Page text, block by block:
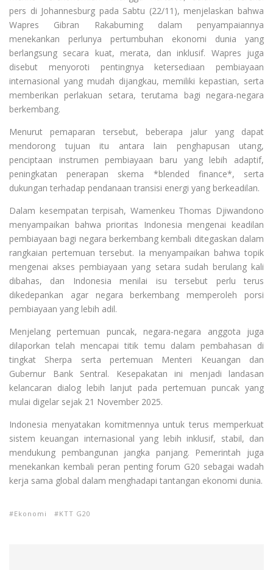
pers di Johannesburg pada Sabtu (22/11), menjelaskan bahwa
Wapres Gibran Rakabuming dalam penyampaiannya
menekankan perlunya pertumbuhan ekonomi dunia yang
berlangsung secara kuat, merata, dan inklusif. Wapres juga
disebut menyoroti pentingnya ketersediaan pembiayaan
internasional yang mudah dijangkau, memiliki kepastian, serta
memberikan perlakuan setara, terutama bagi negara-negara
berkembang.
Menurut pemaparan tersebut, beberapa jalur yang dapat
mendorong tujuan itu antara lain penghapusan utang,
penciptaan instrumen pembiayaan baru yang lebih adaptif,
peningkatan penerapan skema *blended finance*, serta
dukungan terhadap pendanaan transisi energi yang berkeadilan.
Dalam kesempatan terpisah, Wamenkeu Thomas Djiwandono
menyampaikan bahwa prioritas Indonesia mengenai keadilan
pembiayaan bagi negara berkembang kembali ditegaskan dalam
rangkaian pertemuan tersebut. Ia menyampaikan bahwa topik
mengenai akses pembiayaan yang setara sudah berulang kali
dibahas, dan Indonesia menilai isu tersebut perlu terus
dikedepankan agar negara berkembang memperoleh porsi
pembiayaan yang lebih adil.
Menjelang pertemuan puncak, negara-negara anggota juga
dilaporkan telah mencapai titik temu dalam pembahasan di
tingkat Sherpa serta pertemuan Menteri Keuangan dan
Gubernur Bank Sentral. Kesepakatan ini menjadi landasan
kelancaran dialog lebih lanjut pada pertemuan puncak yang
mulai digelar sejak 21 November 2025.
Indonesia menyatakan komitmennya untuk terus memperkuat
sistem keuangan internasional yang lebih inklusif, stabil, dan
mendukung pembangunan jangka panjang. Pemerintah juga
menekankan kembali peran penting forum G20 sebagai wadah
kerja sama global dalam menghadapi tantangan ekonomi dunia.
Ekonomi KTT G20